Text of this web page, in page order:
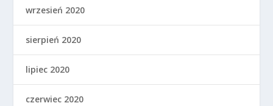
wrzesień 2020
sierpień 2020
lipiec 2020
czerwiec 2020